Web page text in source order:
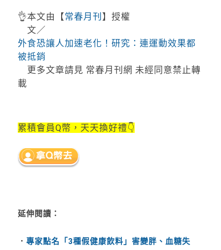
👌本文由【常春月刊 】授權
文／
外食恐讓人加速老化！研究：連運動效果都
被抵銷
更多文章請見 常春月刊網 未經同意禁止轉
載
累積會員Q幣，天天換好禮👇
延伸閱讀：
． 專家點名「3種假健康飲料」害變胖、血糖失